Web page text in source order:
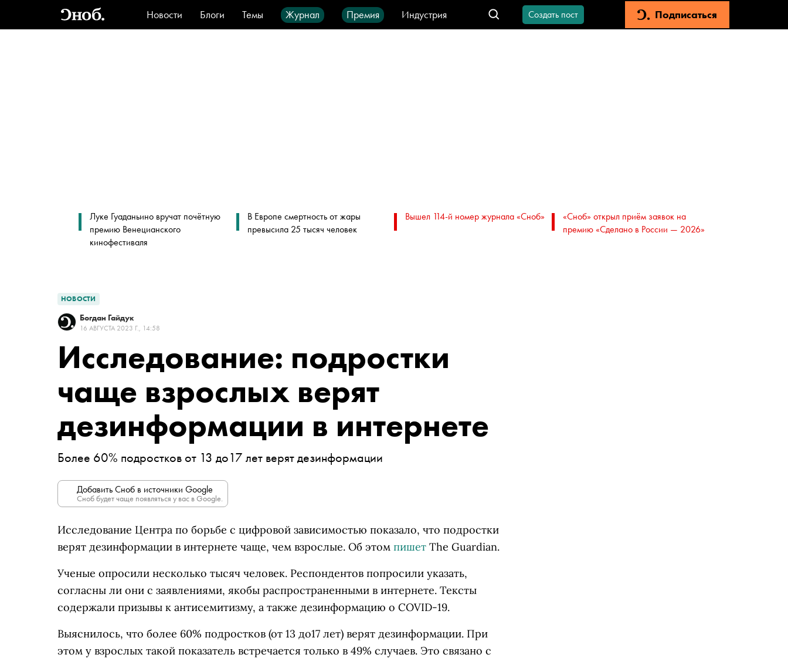
Новости Блоги Темы Журнал Премия
Индустрия
Стиль
Видео Город IT-продукты
Создать пост Подписаться
Луке Гуаданьино вручат почётную
премию Венецианского
кинофестиваля
В Европе смертность от жары
превысила 25 тысяч человек
Вышел 114-й номер журнала «Сноб»
«Сноб» открыл приём заявок на
премию «Сделано в России — 2026»
НОВОСТИ
Богдан Гайдук
16 АВГУСТА 2023 Г., 14:58
Исследование: подростки
чаще взрослых верят
дезинформации в интернете
Более 60% подростков от 13 до17 лет верят дезинформации
Добавить Сноб в источники Google
Сноб будет чаще появляться у вас в Google.
Исследование Центра по борьбе с цифровой зависимостью показало, что подростки
верят дезинформации в интернете чаще, чем взрослые. Об этом пишет The Guardian.
Ученые опросили несколько тысяч человек. Респондентов попросили указать,
согласны ли они с заявлениями, якобы распространенными в интернете. Тексты
содержали призывы к антисемитизму, а также дезинформацию о COVID-19.
Выяснилось, что более 60% подростков (от 13 до17 лет) верят дезинформации. При
этом у взрослых такой показатель встречается только в 49% случаев. Это связано с